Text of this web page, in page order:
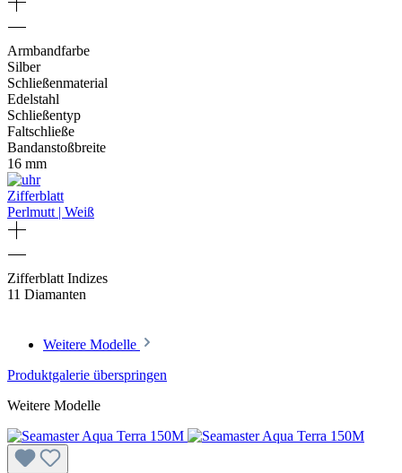
Armbandfarbe
Silber
Schließenmaterial
Edelstahl
Schließentyp
Faltschließe
Bandanstoßbreite
16 mm
Zifferblatt
Perlmutt | Weiß
Zifferblatt Indizes
11 Diamanten
Weitere Modelle
Produktgalerie überspringen
Weitere Modelle